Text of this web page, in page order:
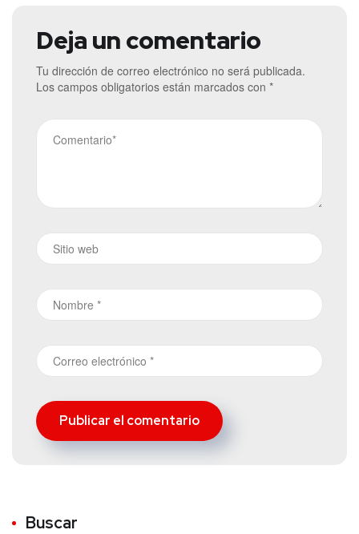
Deja un comentario
Tu dirección de correo electrónico no será publicada.
Los campos obligatorios están marcados con *
Buscar